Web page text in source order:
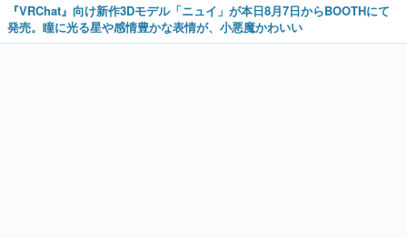
『VRChat』向け新作3Dモデル「ニュイ」が本日8月7日からBOOTHにて
発売。瞳に光る星や感情豊かな表情が、小悪魔かわいい